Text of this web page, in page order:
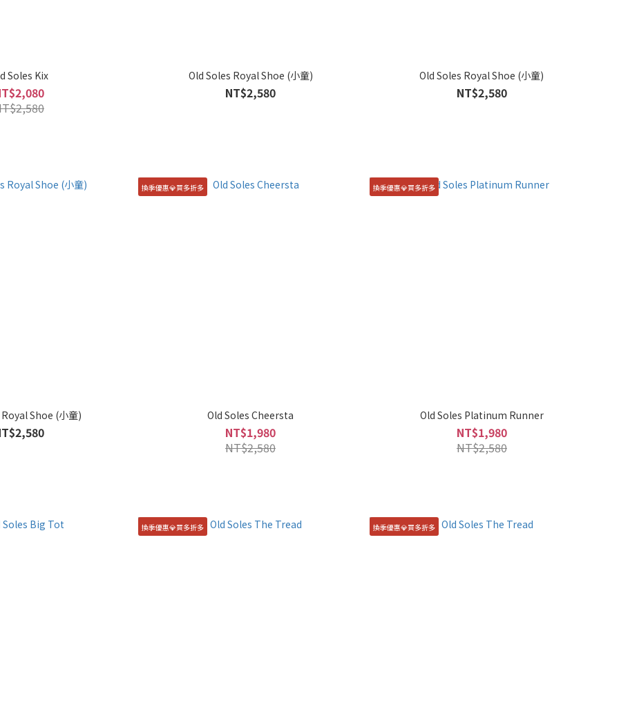
Soles Kix Old Soles Royal Shoe (小童)
NT$2,580
Old Soles Royal Shoe (小童)
NT$2,580
Shoe (小童)
換季優惠💎買多折多
Old Soles Cheersta
NT$1,980
NT$2,580
換季優惠💎買多折多
Old Soles Platinum Runner
NT$1,980
NT$2,580
換季優惠💎買多折多 換季優惠💎買多折多